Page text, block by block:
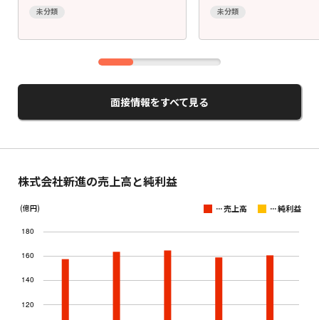
未分類 未分類
面接情報をすべて見る
株式会社新進の売上高と純利益
(億円) ...売上高 ...純利益